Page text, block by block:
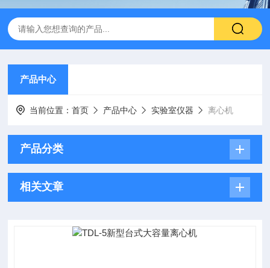
产品中心
当前位置：首页 产品中心 实验室仪器 离心机
产品分类
相关文章